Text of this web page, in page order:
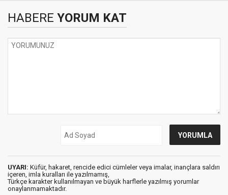
HABERE YORUM KAT
UYARI: Küfür, hakaret, rencide edici cümleler veya imalar, inançlara saldırı
içeren, imla kuralları ile yazılmamış,
Türkçe karakter kullanılmayan ve büyük harflerle yazılmış yorumlar
onaylanmamaktadır.